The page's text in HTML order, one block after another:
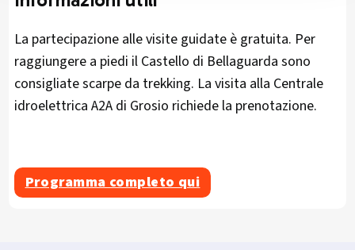
La partecipazione alle visite guidate è gratuita. Per
raggiungere a piedi il Castello di Bellaguarda sono
consigliate scarpe da trekking. La visita alla Centrale
idroelettrica A2A di Grosio richiede la prenotazione.
Programma completo qui